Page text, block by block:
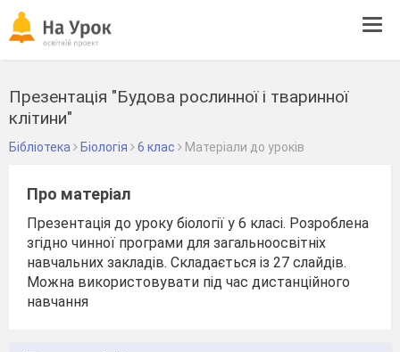
Презентація "Будова рослинної і тваринної
клітини"
Бібліотека Біологія 6 клас Матеріали до уроків
Про матеріал
Презентація до уроку біології у 6 класі. Розроблена
згідно чинної програми для загальноосвітніх
навчальних закладів. Складається із 27 слайдів.
Можна використовувати під час дистанційного
навчання